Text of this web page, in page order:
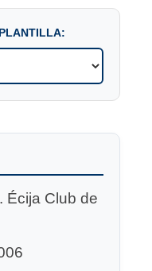
Écija Club de